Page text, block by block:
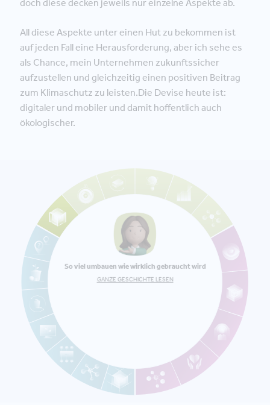
doch diese decken jeweils nur einzelne Aspekte ab.
All diese Aspekte unter einen Hut zu bekommen ist
auf jeden Fall eine Herausforderung, aber ich sehe es
als Chance, mein Unternehmen zukunftssicher
aufzustellen und gleichzeitig einen positiven Beitrag
zum Klimaschutz zu leisten.Die Devise heute ist:
digitaler und mobiler und damit hoffentlich auch
ökologischer.
So viel umbauen wie wirklich gebraucht wird
GANZE GESCHICHTE LESEN